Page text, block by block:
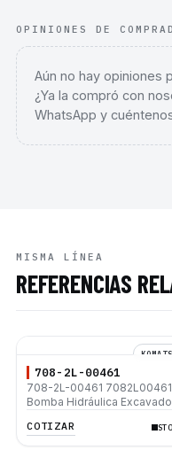
OPINIONES DE
Aún no hay opiniones
¿Ya la compró con
WhatsApp y
MISMA LÍNEA
REFERENCIAS
708-2L-00461
708-2L-00461 7082L00461
Bomba Hidráulica
PC200-6S PC200-6J
COTIZAR